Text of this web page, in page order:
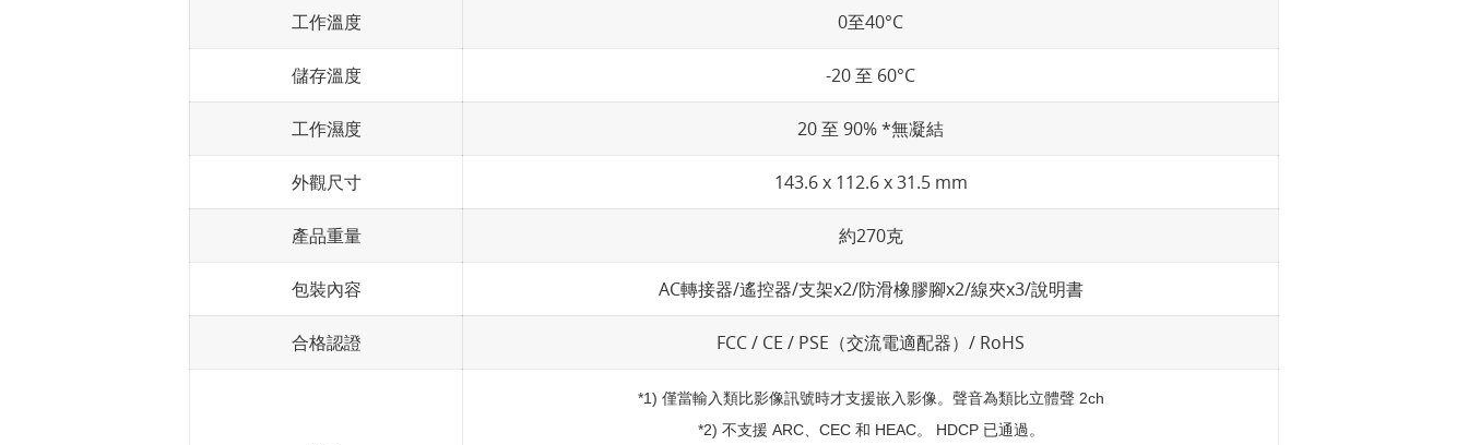
工作溫度 0至40°C
儲存溫度 -20 至 60°C
工作濕度 20 至 90% *無凝結
外觀尺寸 143.6 x 112.6 x 31.5 mm
產品重量 約270克
包裝內容 AC轉接器/遙控器/支架x2/防滑橡膠腳x2/線夾x3/說明書
合格認證 FCC / CE / PSE（交流電適配器）/ RoHS
*1) 僅當輸入類比影像訊號時才支援嵌入影像。聲音為類比立體聲 2ch
*2) 不支援 ARC、CEC 和 HEAC。 HDCP 已通過。